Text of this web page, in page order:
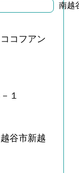
南越
コフアン
１
谷市新越